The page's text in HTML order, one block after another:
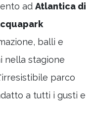
ad Atlantica di
balli e
nella stagione
parco
a tutti i gusti e